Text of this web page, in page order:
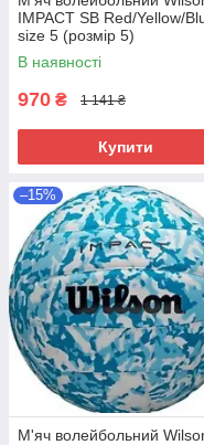
IMPACT SB Red/Yellow/
size 5 (розмір 5)
В наявності
970 ₴ 1 141 ₴
Купити
–15%
М'яч волейбольний